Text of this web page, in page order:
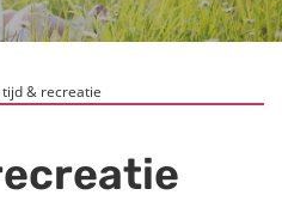
& recreatie